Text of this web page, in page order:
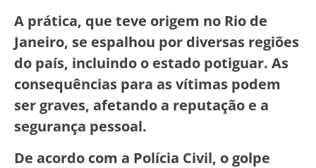
A prática, que teve origem no Rio de
Janeiro, se espalhou por diversas regiões
do país, incluindo o estado potiguar. As
consequências para as vítimas podem
ser graves, afetando a reputação e a
segurança pessoal.
De acordo com a Polícia Civil, o golpe